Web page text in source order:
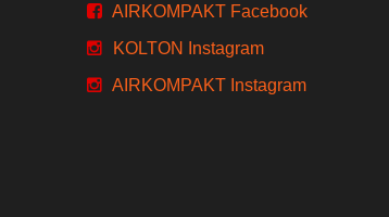
AIRKOMPAKT Facebook
KOLTON Instagram
AIRKOMPAKT Instagram